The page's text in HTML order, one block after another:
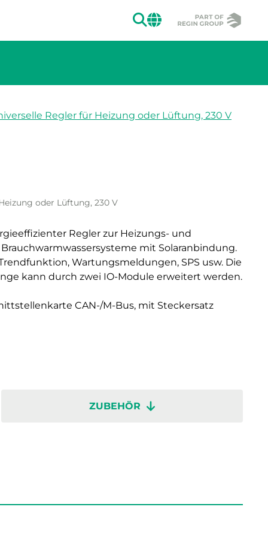
SUCHEN
CHANGE
Regler für Heizung oder Lüftung, 230 V
oder Lüftung, 230 V
Regler zur Heizungs- und
mit Solaranbindung.
Wartungsmeldungen, SPS usw. Die
kann durch zwei IO-Module erweitert werden.
CAN-/M-Bus, mit Steckersatz
ZUBEHÖR